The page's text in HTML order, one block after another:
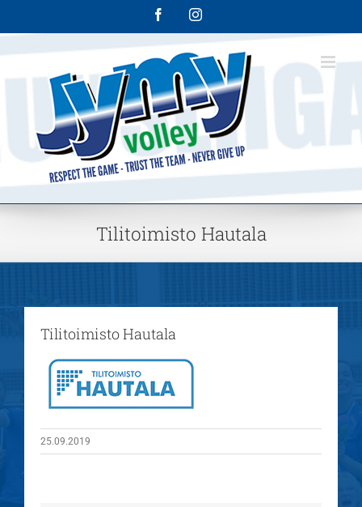
FacebookInstagram
Tilitoimisto Hautala
Tilitoimisto Hautala
25.09.2019